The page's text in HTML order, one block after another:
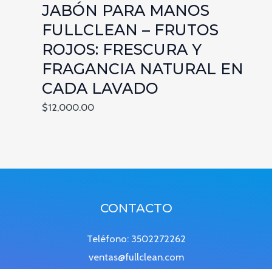
JABÓN PARA MANOS
FULLCLEAN – FRUTOS
ROJOS: FRESCURA Y
FRAGANCIA NATURAL EN
CADA LAVADO
$12,000.00
CONTACTO
Teléfono: 3502272262
ventas@fullclean.com